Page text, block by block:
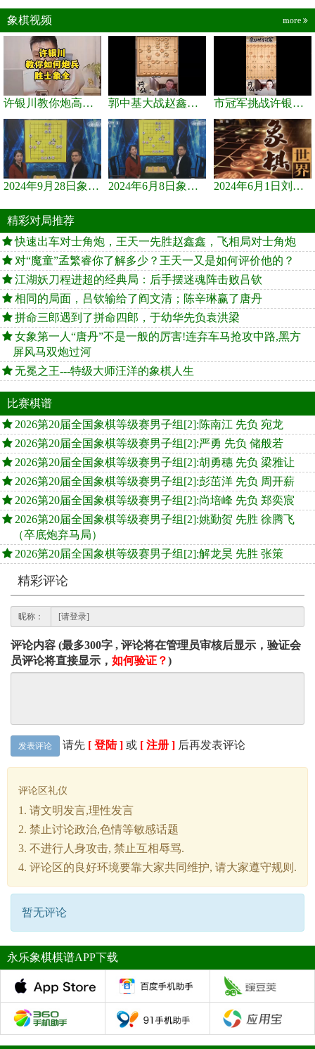
象棋视频 more
许银川教你炮高兵士象全如何赢士象全，简单四步即可 郭中基大战赵鑫鑫，许银川激情讲解 市冠军挑战许银川，急进中兵变化真激烈！
2024年9月28日象棋世界栏目，刘君、蒋川讲解了第九届杨官璘杯象棋... 2024年6月8日象棋世界，刘君、蒋川讲解了第九届杨官璘杯全国象棋... 2024年6月1日刘君、蒋川讲解第三届上海杯象棋大师赛谢靖与李少庚...
精彩对局推荐
快速出车对士角炮，王天一先胜赵鑫鑫，飞相局对士角炮
对“魔童”孟繁睿你了解多少？王天一又是如何评价他的？
江湖妖刀程进超的经典局：后手摆迷魂阵击败吕钦
相同的局面，吕钦输给了阎文清；陈辛琳赢了唐丹
拼命三郎遇到了拼命四郎，于幼华先负袁洪梁
女象第一人“唐丹”不是一般的厉害!连弃车马抢攻中路,黑方
屏风马双炮过河
无冕之王---特级大师汪洋的象棋人生
比赛棋谱
2026第20届全国象棋等级赛男子组[2]:陈南江 先负 宛龙
2026第20届全国象棋等级赛男子组[2]:严勇 先负 储般若
2026第20届全国象棋等级赛男子组[2]:胡勇穗 先负 梁雅让
2026第20届全国象棋等级赛男子组[2]:彭茁洋 先负 周开薪
2026第20届全国象棋等级赛男子组[2]:尚培峰 先负 郑奕宸
2026第20届全国象棋等级赛男子组[2]:姚勤贺 先胜 徐腾飞
（卒底炮弃马局）
2026第20届全国象棋等级赛男子组[2]:解龙昊 先胜 张策
精彩评论
昵称：
评论内容 (最多300字 , 评论将在管理员审核后显示，验证会
员评论将直接显示， 如何验证？)
发表评论 请先 [ 登陆 ] 或 [ 注册 ] 后再发表评论
评论区礼仪
1. 请文明发言,理性发言
2. 禁止讨论政治,色情等敏感话题
3. 不进行人身攻击, 禁止互相辱骂.
4. 评论区的良好环境要靠大家共同维护, 请大家遵守规则.
暂无评论
永乐象棋棋谱APP下载